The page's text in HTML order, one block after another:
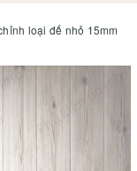
loại đế nhỏ 15mm